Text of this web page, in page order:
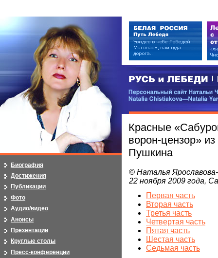
РУСЬ и ЛЕБЕДИ | RUSI —
Персональный сайт Натальи
Красные
ворон-цензор»
Пушкина
© Наталья
22 ноября 2009 года,
Первая часть
Вторая часть
Третья часть
Четвертая часть
Пятая часть
Шестая часть
Седьмая часть
Биография
Достижения
Публикации
Фото
Аудио/видео
Анонсы
Презентации
Круглые столы
Пресс-конференции